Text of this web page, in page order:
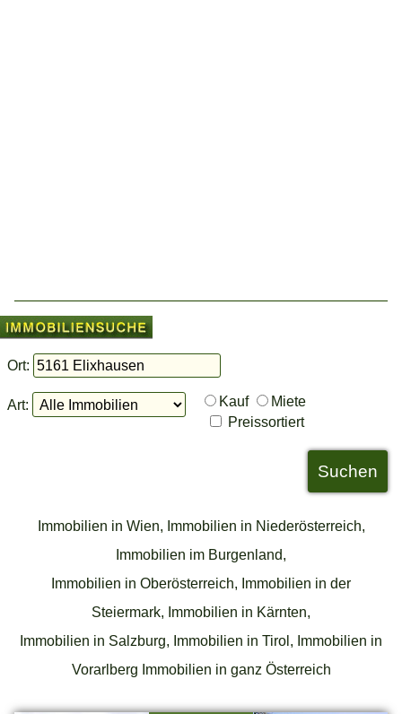
Ort:
Art: Kauf
Miete
Preissortiert
Immobilien in Wien, Immobilien in Niederösterreich,
Immobilien im Burgenland,
Immobilien in Oberösterreich, Immobilien in der
Steiermark, Immobilien in Kärnten,
Immobilien in Salzburg, Immobilien in Tirol, Immobilien in
Vorarlberg Immobilien in ganz Österreich